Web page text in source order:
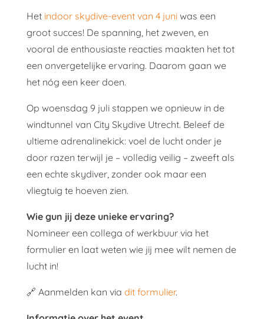
Het indoor skydive-event van 4 juniwas een
groot succes! De spanning, het zweven, en
vooral de enthousiaste reacties maakten het tot
een onvergetelijke ervaring. Daarom gaan we
het nóg een keer doen.
Op woensdag 9 juli stappen we opnieuw in de
windtunnel van City Skydive Utrecht. Beleef de
ultieme adrenalinekick: voel de lucht onder je
door razen terwijl je – volledig veilig – zweeft als
een echte skydiver, zonder ook maar een
vliegtuig te hoeven zien.
Wie gun jij deze unieke ervaring?
Nomineer een collega of werkbuur via het
formulier en laat weten wie jij mee wilt nemen de
lucht in!
🔗 Aanmelden kan via dit formulier.